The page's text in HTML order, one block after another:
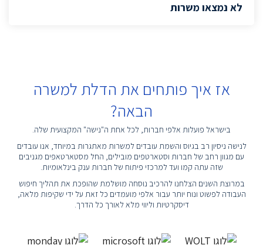
לא נמצאו משרות
אז איך פותחים את הדלת למשרה
הבאה?
בישראל פועלות אלפי חברות, לכל אחת ה"נישה" המקצועית שלה.
לנישה ניסיון רב בגיוס והשמת עובדים למשרות מאתגרות במיוחד, אנו עובדים
עם מגוון רחב של חברות וסטארטפים מובילים, החל מסטארטאפים מגניבים
שזה עתה קמו ועד למרכזי פיתוח של חברות ענק בינלאומיות.
במרוצת השנים הצלחנו להרכיב נוסחה מושלמת שהופכת את תהליך חיפוש
העבודה לפשוט ונוח יותר עבור אלפי מועמדים כל זאת על ידי שקיפות מלאה,
דיסקרטיות וליווי מלא לאורך כל הדרך.